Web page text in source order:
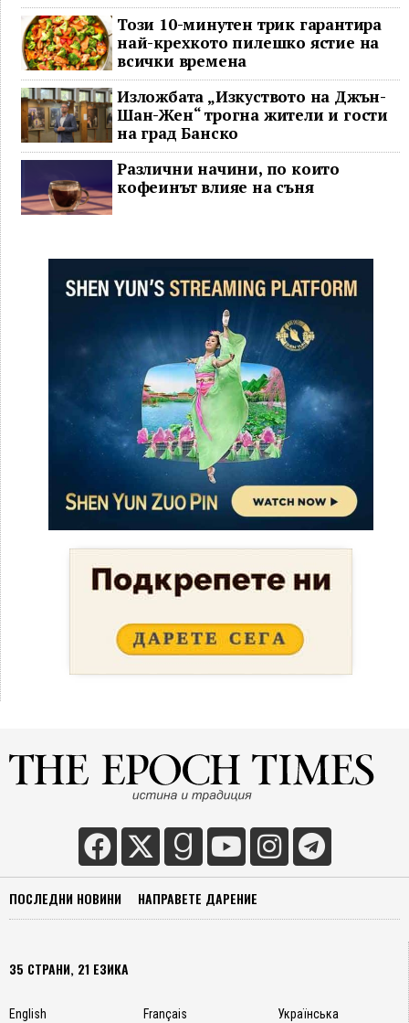
Този 10-минутен трик гарантира
най-крехкото пилешко ястие на
всички времена
Изложбата „Изкуството на Джън-
Шан-Жен“ трогна жители и гости
на град Банско
Различни начини, по които
кофеинът влияе на съня
ПОСЛЕДНИ НОВИНИ НАПРАВЕТЕ ДАРЕНИЕ
35 СТРАНИ, 21 ЕЗИКА
English
Français
Українська